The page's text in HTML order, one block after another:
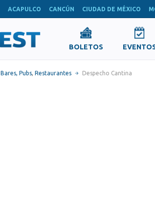
ACAPULCO CANCÚN CIUDAD DE MÉXICO
BOLETOS
Bares, Pubs, Restaurantes Despecho Cantina